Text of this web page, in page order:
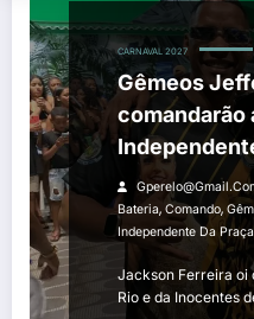
CARNAVAL 2027
Gêmeos
comandarão
Bandeira em
Bateria, Comando,
Independente Da
Jackson Ferreira oi
Rio e da Inocentes